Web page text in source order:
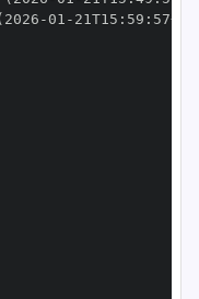
-01 - 21T15 : 59 : 57+00